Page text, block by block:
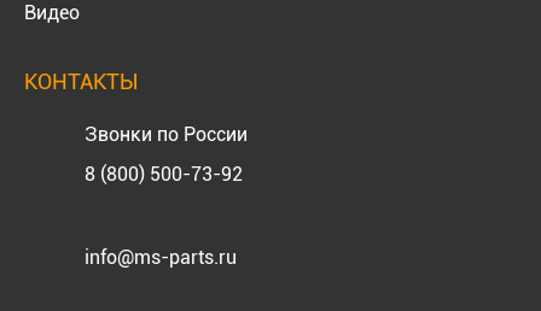
Видео
КОНТАКТЫ
Звонки по России
8 (800) 500-73-92
info@ms-parts.ru